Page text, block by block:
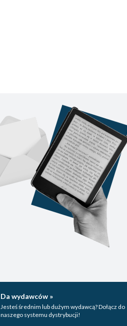
Da wydawców »
Jesteś średnim lub dużym wydawcą? Dołącz do
naszego systemu dystrybucji!